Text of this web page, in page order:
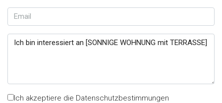
Ich akzeptiere die Datenschutzbestimmungen